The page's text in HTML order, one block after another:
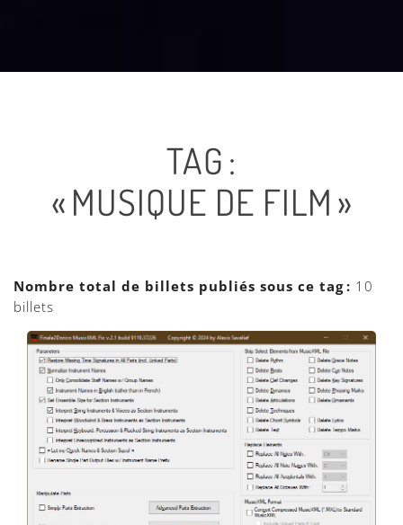
TAG :
« MUSIQUE DE FILM »
Nombre total de billets publiés sous ce tag : 10
billets